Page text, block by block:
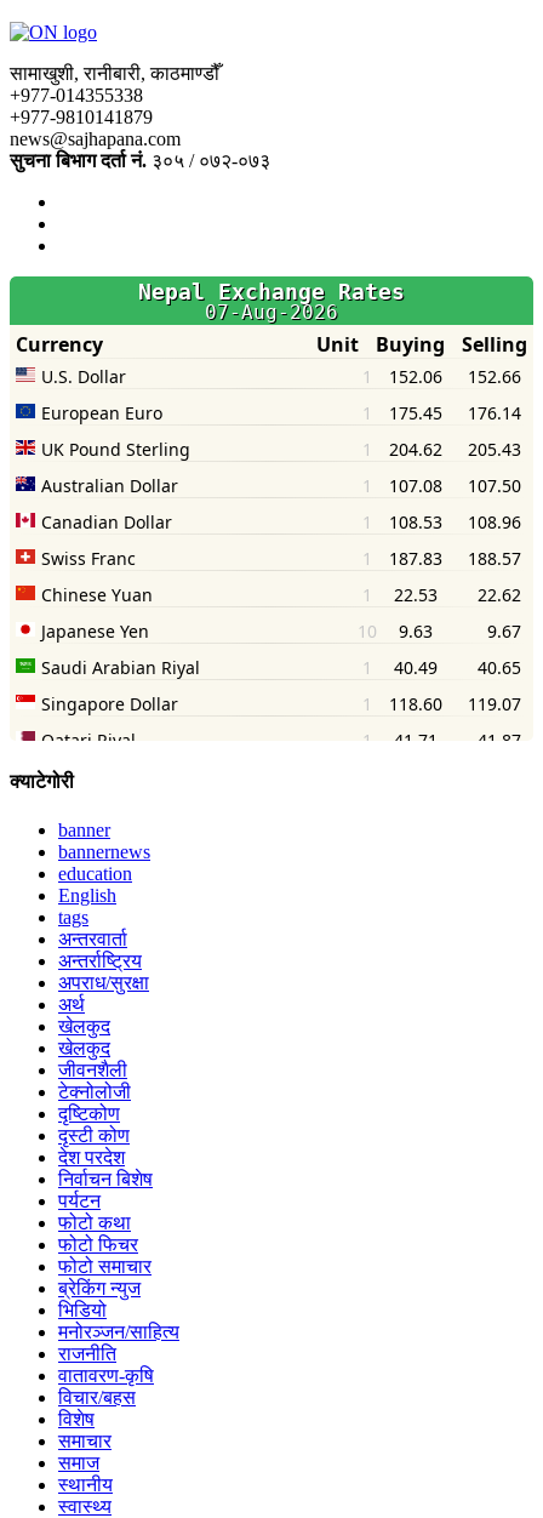
सामाखुशी, रानीबारी, काठमाण्डौँ
+977-014355338
+977-9810141879
news@sajhapana.com
सुचना बिभाग दर्ता नं. ३०५ / ०७२-०७३
क्याटेगोरी
banner
bannernews
education
English
tags
अन्तरवार्ता
अन्तर्राष्ट्रिय
अपराध/सुरक्षा
अर्थ
खेलकुद
खेलकुद
जीवनशैली
टेक्नोलोजी
दृष्टिकोण
दृस्टी कोण
देश परदेश
निर्वाचन बिशेष
पर्यटन
फोटो कथा
फोटो फिचर
फोटो समाचार
ब्रेकिंग न्युज
भिडियो
मनोरञ्जन/साहित्य
राजनीति
वातावरण-कृषि
विचार/बहस
विशेष
समाचार
समाज
स्थानीय
स्वास्थ्य